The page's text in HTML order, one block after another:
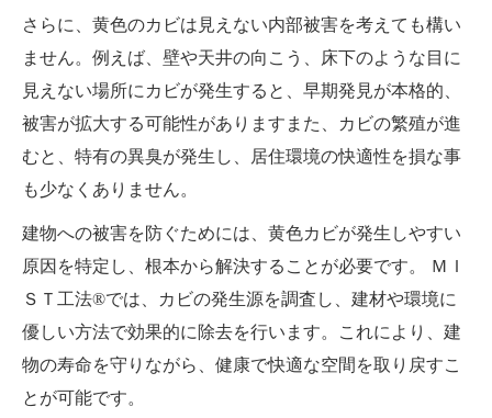
さらに、黄色のカビは見えない内部被害を考えても構い
ません。例えば、壁や天井の向こう、床下のような目に
見えない場所にカビが発生すると、早期発見が本格的、
被害が拡大する可能性がありますまた、カビの繁殖が進
むと、特有の異臭が発生し、居住環境の快適性を損な事
も少なくありません。
建物への被害を防ぐためには、黄色カビが発生しやすい
原因を特定し、根本から解決することが必要です。 ＭＩ
ＳＴ工法®では、カビの発生源を調査し、建材や環境に
優しい方法で効果的に除去を行います。これにより、建
物の寿命を守りながら、健康で快適な空間を取り戻すこ
とが可能です。